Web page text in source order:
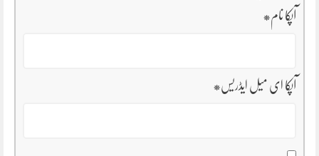
آپکا نام*
آپکا ای میل ایڈریس*